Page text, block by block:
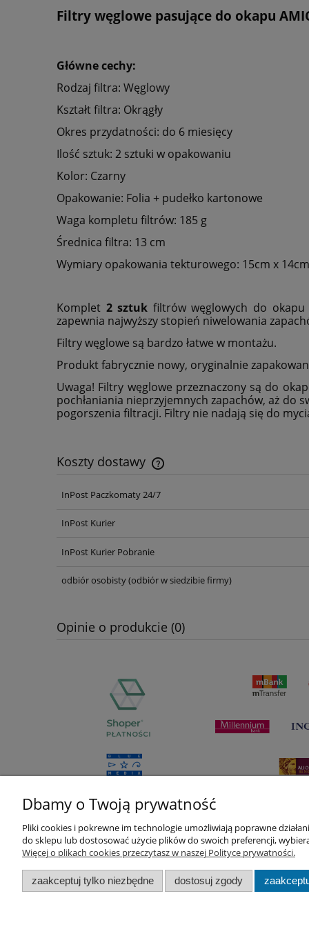
Filtry węglowe pasujące do okapu
Główne cechy:
Rodzaj filtra: Węglowy
Kształt filtra: Okrągły
Okres przydatności: do 6 miesięcy
Ilość sztuk: 2 sztuki w opakowaniu
Kolor: Czarny
Opakowanie: Folia + pudełko kartonowe
Waga kompletu filtrów: 185 g
Średnica filtra: 13 cm
Wymiary opakowania tekturowego: 15cm x
Komplet 2 sztuk filtrów węglowych do okapu
zapewnia najwyższy stopień niwelowania
Filtry węglowe są bardzo łatwe w montażu.
Produkt fabrycznie nowy, oryginalnie
Uwaga! Filtry węglowe przeznaczony są do
pochłaniania nieprzyjemnych zapachów, aż do
pogorszenia filtracji. Filtry nie nadają się do
Koszty dostawy
InPost Paczkomaty 24/7
InPost Kurier
InPost Kurier Pobranie
odbiór osobisty(odbiór w siedzibie firmy)
Opinie o produkcie (0)
Pomoc
Pytania i odpowiedzi
Zwroty i reklamacje
Moje konto
Twoje zamówienia
Ustawienia konta
Dbamy o Twoją prywatność
Pliki cookies i pokrewne im technologie umożliwiają poprawne
do sklepu lub dostosować użycie plików do swoich preferencji,
Więcej o plikach cookies przeczytasz w naszej Polityce prywatności.
zaakceptuj tylko niezbędne dostosuj zgody